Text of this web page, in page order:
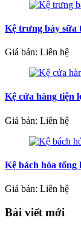
Kệ trưng bày sữa
Giá bán: Liên hệ
Kệ cửa hàng tiện
Giá bán: Liên hệ
Kệ bách hóa
Giá bán: Liên hệ
Bài viết mới